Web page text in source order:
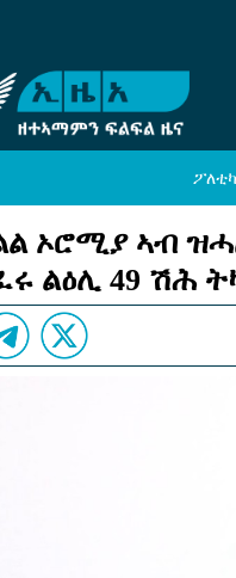
3 ኣዋርሕ ኣብ
ፖለቲካ
ኦሮሚያ ኣብ
ልዕሊ 49 ሽሕ